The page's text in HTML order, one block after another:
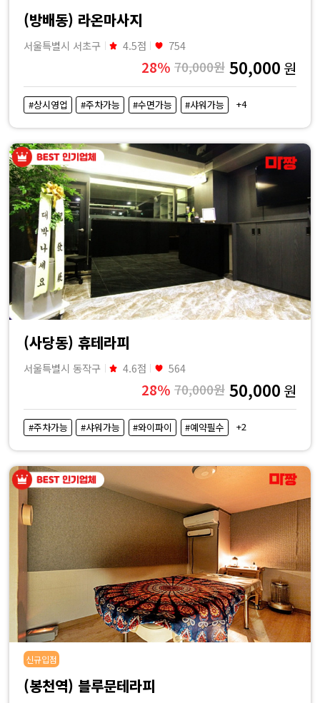
(방배동) 라온마사지
서울특별시 서초구 4.5점 754
28% 70,000원 50,000 원
#상시영업 #주차가능 #수면가능 #샤워가능 +4
(사당동) 휴테라피
서울특별시 동작구 4.6점 564
28% 70,000원 50,000 원
#주차가능 #샤워가능 #와이파이 #예약필수 +2
신규입점
(봉천역) 블루문테라피